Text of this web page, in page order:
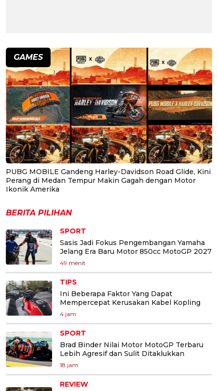
GAMES
PUBG MOBILE Gandeng Harley-Davidson Road Glide, Kini
Perang di Medan Tempur Makin Gagah dengan Motor
Ikonik Amerika
BERITA PILIHAN
SPORT
Sasis Jadi Fokus Pengembangan Yamaha
Jelang Era Baru Motor 850cc MotoGP 2027
49 menit
TIPS
Ini Beberapa Faktor Yang Dapat
Mempercepat Kerusakan Kabel Kopling
4 jam
SPORT
Brad Binder Nilai Motor MotoGP Terbaru
Lebih Agresif dan Sulit Ditaklukkan
18 jam
REVIEW